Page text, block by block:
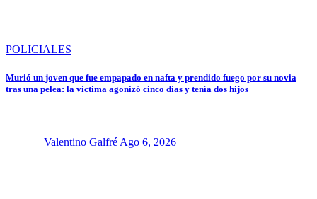
POLICIALES
Murió un joven que fue empapado en nafta y prendido fuego por su novia
tras una pelea: la víctima agonizó cinco días y tenía dos hijos
Valentino Galfré Ago 6, 2026